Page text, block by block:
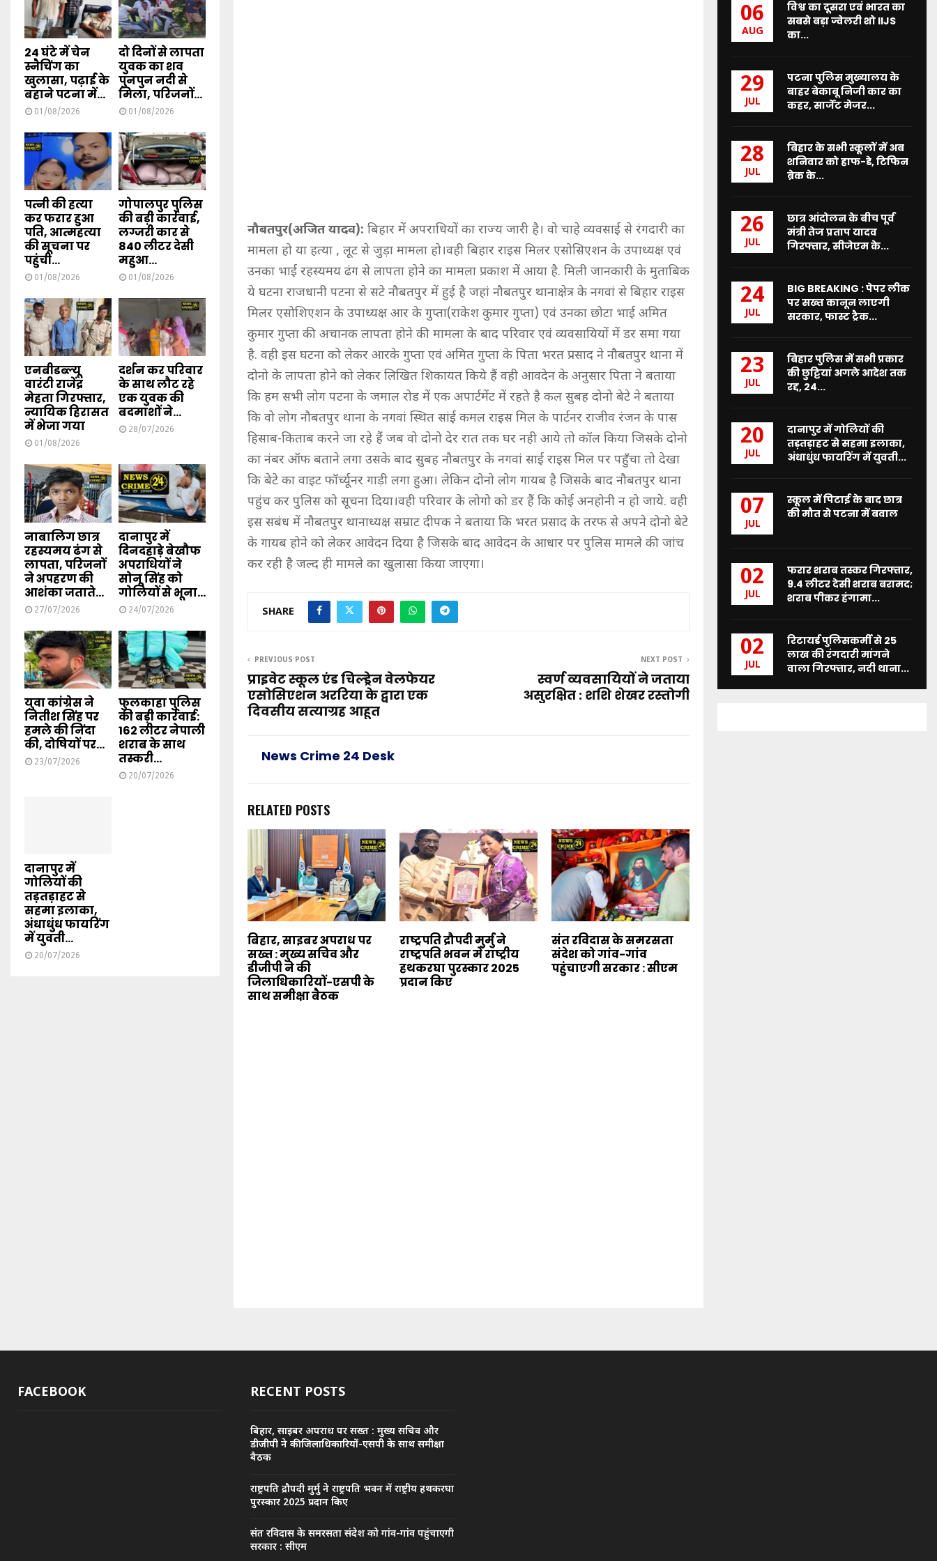
नौबतपुर(अजित यादव): बिहार में अपराधियों का राज्य जारी है। वो चाहे व्यवसाई से रंगदारी का
मामला हो या हत्या , लूट से जुड़ा मामला हो।वही बिहार राइस मिलर एसोसिएशन के उपाध्यक्ष एवं
उनका भाई रहस्यमय ढंग से लापता होने का मामला प्रकाश में आया है. मिली जानकारी के मुताबिक
ये घटना राजधानी पटना से सटे नौबतपुर में हुई है जहां नौबतपुर थानाक्षेत्र के नगवां से बिहार राइस
मिलर एसोशिएशन के उपाध्यक्ष आर के गुप्ता(राकेश कुमार गुप्ता) एवं उनका छोटा भाई अमित
कुमार गुप्ता की अचानक लापता होने की मामला के बाद परिवार एवं व्यवसायियों में डर समा गया
है. वही इस घटना को लेकर आरके गुप्ता एवं अमित गुप्ता के पिता भरत प्रसाद ने नौबतपुर थाना में
दोनो के लापता होने को लेकर लिखित शिकायत किये हैं वही आवदेन के अनुसार पिता ने बताया
कि हम सभी लोग पटना के जमाल रोड में एक अपार्टमेंट में रहते है कल सुबह दोनो बेटे ने बताया
कि वो लोग नौबतपुर थाना के नगवां स्थित सांई कमल राइस मिल के पार्टनर राजीव रंजन के पास
हिसाब-किताब करने जा रहे हैं जब वो दोनो देर रात तक घर नही आये तो कॉल किया जिसके दोनो
का नंबर ऑफ बताने लगा उसके बाद सुबह नौबतपुर के नगवां साई राइस मिल पर पहुँचा तो देखा
कि बेटे का वाइट फॉर्च्यूनर गाड़ी लगा हुआ। लेकिन दोनो लोग गायब है जिसके बाद नौबतपुर थाना
पहुंच कर पुलिस को सूचना दिया।वही परिवार के लोगो को डर हैं कि कोई अनहोनी न हो जाये. वही
इस सबंध में नौबतपुर थानाध्यक्ष सम्राट दीपक ने बताया कि भरत प्रसाद के तरफ से अपने दोनो बेटे
के गायब होने को लेकर आवेदन दिया है जिसके बाद आवेदन के आधार पर पुलिस मामले की जांच
कर रही है जल्द ही मामले का खुलासा किया जाएगा।
SHARE
PREVIOUS POST
प्राइवेट स्कूल एंड चिल्ड्रेन वेलफेयर
एसोसिएशन अररिया के द्वारा एक
दिवसीय सत्याग्रह आहूत
NEXT POST
स्वर्ण व्यवसायियों ने जताया
असुरक्षित : शशि शेखर रस्तोगी
News Crime 24 Desk
RELATED POSTS
बिहार, साइबर अपराध पर
सख्त : मुख्य सचिव और
डीजीपी ने की
जिलाधिकारियों-एसपी के
साथ समीक्षा बैठक
राष्ट्रपति द्रौपदी मुर्मु ने
राष्ट्रपति भवन में राष्ट्रीय
हथकरघा पुरस्कार 2025
प्रदान किए
संत रविदास के समरसता
संदेश को गांव-गांव
पहुंचाएगी सरकार : सीएम
24 घंटे में चेन
स्नैचिंग का
खुलासा, पढ़ाई के
बहाने पटना में...
01/08/2026
दो दिनों से लापता
युवक का शव
पुनपुन नदी से
मिला, परिजनों...
01/08/2026
पत्नी की हत्या
कर फरार हुआ
पति, आत्महत्या
की सूचना पर
पहुंची...
01/08/2026
गोपालपुर पुलिस
की बड़ी कार्रवाई,
लग्जरी कार से
840 लीटर देसी
महुआ...
01/08/2026
एनबीडब्ल्यू
वारंटी राजेंद्र
मेहता गिरफ्तार,
न्यायिक हिरासत
में भेजा गया
01/08/2026
दर्शन कर परिवार
के साथ लौट रहे
एक युवक की
बदमाशों ने...
28/07/2026
नाबालिग छात्र
रहस्यमय ढंग से
लापता, परिजनों
ने अपहरण की
आशंका जताते...
27/07/2026
दानापुर में
दिनदहाड़े बेखौफ
अपराधियों ने
सोनू सिंह को
गोलियों से भूना...
24/07/2026
युवा कांग्रेस ने
नितीश सिंह पर
हमले की निंदा
की, दोषियों पर...
23/07/2026
फुलकाहा पुलिस
की बड़ी कार्रवाई:
162 लीटर नेपाली
शराब के साथ
तस्करी...
20/07/2026
दानापुर में
गोलियों की
तड़तड़ाहट से
सहमा इलाका,
अंधाधुंध फायरिंग
में युवती...
20/07/2026
06
AUG
विश्व का दूसरा एवं भारत का
सबसे बड़ा ज्वेलरी शो IIJS
का...
29
JUL
पटना पुलिस मुख्यालय के
बाहर बेकाबू निजी कार का
कहर, सार्जेंट मेजर...
28
JUL
बिहार के सभी स्कूलों में अब
शनिवार को हाफ-डे, टिफिन
ब्रेक के...
26
JUL
छात्र आंदोलन के बीच पूर्व
मंत्री तेज प्रताप यादव
गिरफ्तार, सीजेएम के...
24
JUL
BIG BREAKING : पेपर लीक
पर सख्त कानून लाएगी
सरकार, फास्ट ट्रैक...
23
JUL
बिहार पुलिस में सभी प्रकार
की छुट्टियां अगले आदेश तक
रद्द, 24...
20
JUL
दानापुर में गोलियों की
तड़तड़ाहट से सहमा इलाका,
अंधाधुंध फायरिंग में युवती...
07
JUL
स्कूल में पिटाई के बाद छात्र
की मौत से पटना में बवाल
02
JUL
फरार शराब तस्कर गिरफ्तार,
9.4 लीटर देसी शराब बरामद;
शराब पीकर हंगामा...
02
JUL
रिटायर्ड पुलिसकर्मी से 25
लाख की रंगदारी मांगने
वाला गिरफ्तार, नदी थाना...
FACEBOOK RECENT POSTS
बिहार, साइबर अपराध पर सख्त : मुख्य सचिव और
डीजीपी ने की जिलाधिकारियों-एसपी के साथ समीक्षा
बैठक
राष्ट्रपति द्रौपदी मुर्मु ने राष्ट्रपति भवन में राष्ट्रीय हथकरघा
पुरस्कार 2025 प्रदान किए
संत रविदास के समरसता संदेश को गांव-गांव पहुंचाएगी
सरकार : सीएम